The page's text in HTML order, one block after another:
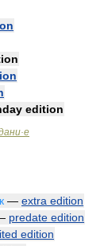
edition
— extra edition
predate edition
edition